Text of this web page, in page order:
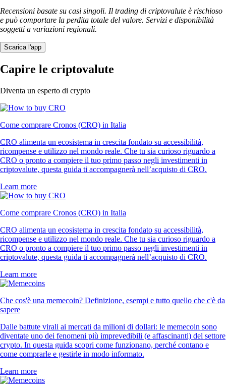
Recensioni basate su casi singoli. Il trading di criptovalute è rischioso
e può comportare la perdita totale del valore. Servizi e disponibilità
soggetti a variazioni regionali.
Scarica l'app
Capire le criptovalute
Diventa un esperto di crypto
Come comprare Cronos (CRO) in Italia
CRO alimenta un ecosistema in crescita fondato su accessibilità,
ricompense e utilizzo nel mondo reale. Che tu sia curioso riguardo a
CRO o pronto a compiere il tuo primo passo negli investimenti in
criptovalute, questa guida ti accompagnerà nell’acquisto di CRO.
Learn more
Come comprare Cronos (CRO) in Italia
CRO alimenta un ecosistema in crescita fondato su accessibilità,
ricompense e utilizzo nel mondo reale. Che tu sia curioso riguardo a
CRO o pronto a compiere il tuo primo passo negli investimenti in
criptovalute, questa guida ti accompagnerà nell’acquisto di CRO.
Learn more
Che cos'è una memecoin? Definizione, esempi e tutto quello che c'è da
sapere
Dalle battute virali ai mercati da milioni di dollari: le memecoin sono
diventate uno dei fenomeni più imprevedibili (e affascinanti) del settore
crypto. In questa guida scopri come funzionano, perché contano e
come comprarle e gestirle in modo informato.
Learn more